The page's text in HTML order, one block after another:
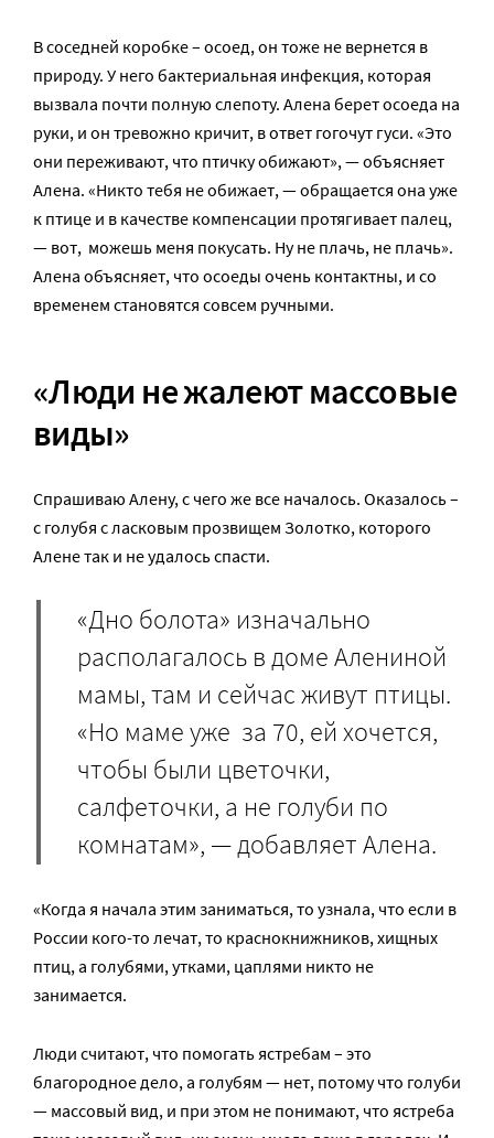
В соседней коробке – осоед, он тоже не вернется в
природу. У него бактериальная инфекция, которая
вызвала почти полную слепоту. Алена берет осоеда на
руки, и он тревожно кричит, в ответ гогочут гуси. «Это
они переживают, что птичку обижают», — объясняет
Алена. «Никто тебя не обижает, — обращается она уже
к птице и в качестве компенсации протягивает палец,
— вот, можешь меня покусать. Ну не плачь, не плачь».
Алена объясняет, что осоеды очень контактны, и со
временем становятся совсем ручными.
«Люди не жалеют массовые
виды»
Спрашиваю Алену, с чего же все началось. Оказалось –
с голубя с ласковым прозвищем Золотко, которого
Алене так и не удалось спасти.
«Дно болота» изначально
располагалось в доме Алениной
мамы, там и сейчас живут птицы.
«Но маме уже за 70, ей хочется,
чтобы были цветочки,
салфеточки, а не голуби по
комнатам», — добавляет Алена.
«Когда я начала этим заниматься, то узнала, что если в
России кого-то лечат, то краснокнижников, хищных
птиц, а голубями, утками, цаплями никто не
занимается.
Люди считают, что помогать ястребам – это
благородное дело, а голубям — нет, потому что голуби
— массовый вид, и при этом не понимают, что ястреба